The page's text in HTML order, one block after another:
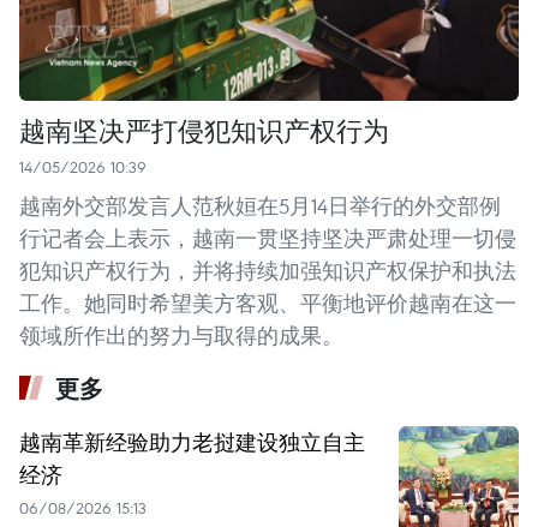
越南坚决严打侵犯知识产权行为
14/05/2026 10:39
越南外交部发言人范秋姮在5月14日举行的外交部例
行记者会上表示，越南一贯坚持坚决严肃处理一切侵
犯知识产权行为，并将持续加强知识产权保护和执法
工作。她同时希望美方客观、平衡地评价越南在这一
领域所作出的努力与取得的成果。
更多
越南革新经验助力老挝建设独立自主
经济
06/08/2026 15:13